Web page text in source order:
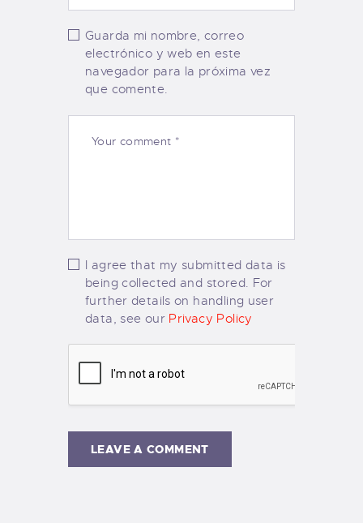
Guarda mi nombre, correo
electrónico y web en este
navegador para la próxima vez
que comente.
I agree that my submitted data is
being collected and stored. For
further details on handling user
data, see our Privacy Policy